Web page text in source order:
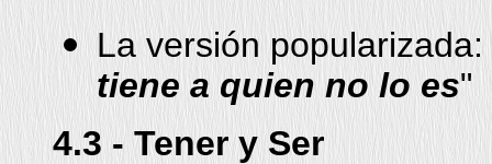
La versión popularizada:
tiene a quien no lo es"
4.3 - Tener y Ser